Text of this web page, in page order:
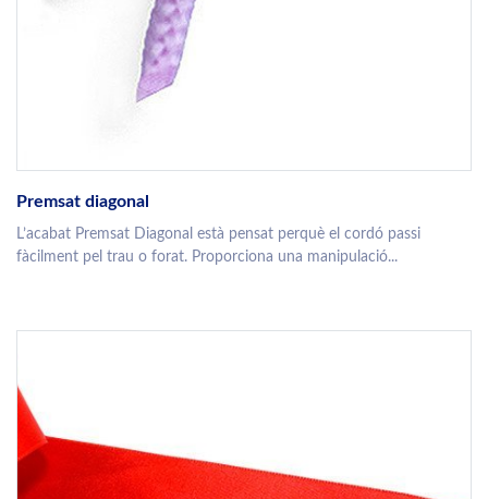
Premsat diagonal
L’acabat Premsat Diagonal està pensat perquè el cordó passi
fàcilment pel trau o forat. Proporciona una manipulació...